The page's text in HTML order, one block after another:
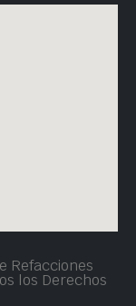
Refacciones
los Derechos